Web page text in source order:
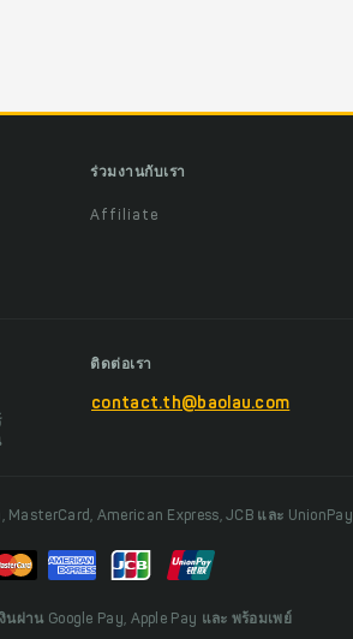
ร่วมงานกับเรา
Affiliate
ติดต่อเรา
contact.th@baolau.com
MasterCard, American Express, JCB และ UnionPay
นผ่าน Google Pay, Apple Pay และ พร้อมเพย์